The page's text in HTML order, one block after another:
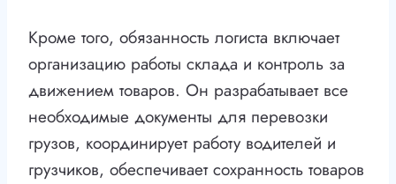
Кроме того, обязанность логиста включает
организацию работы склада и контроль за
движением товаров. Он разрабатывает все
необходимые документы для перевозки
грузов, координирует работу водителей и
грузчиков, обеспечивает сохранность товаров